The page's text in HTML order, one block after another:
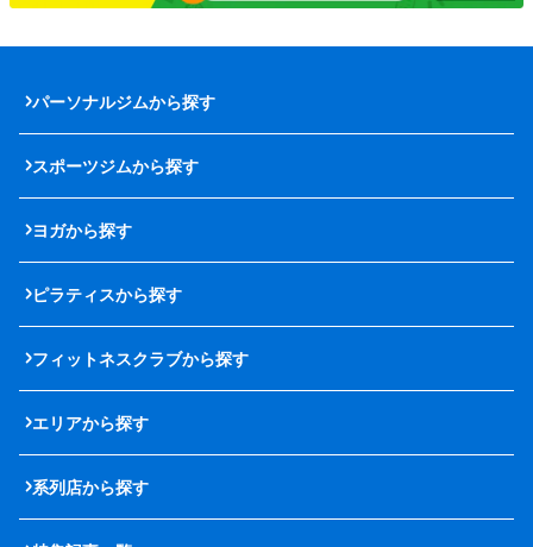
パーソナルジムから探す
スポーツジムから探す
ヨガから探す
ピラティスから探す
フィットネスクラブから探す
エリアから探す
系列店から探す